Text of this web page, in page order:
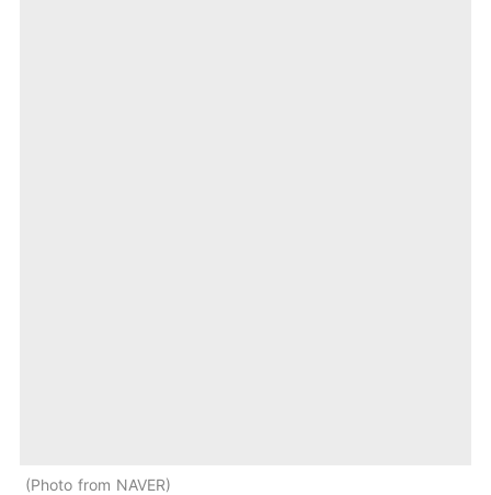
Photo from NAVER